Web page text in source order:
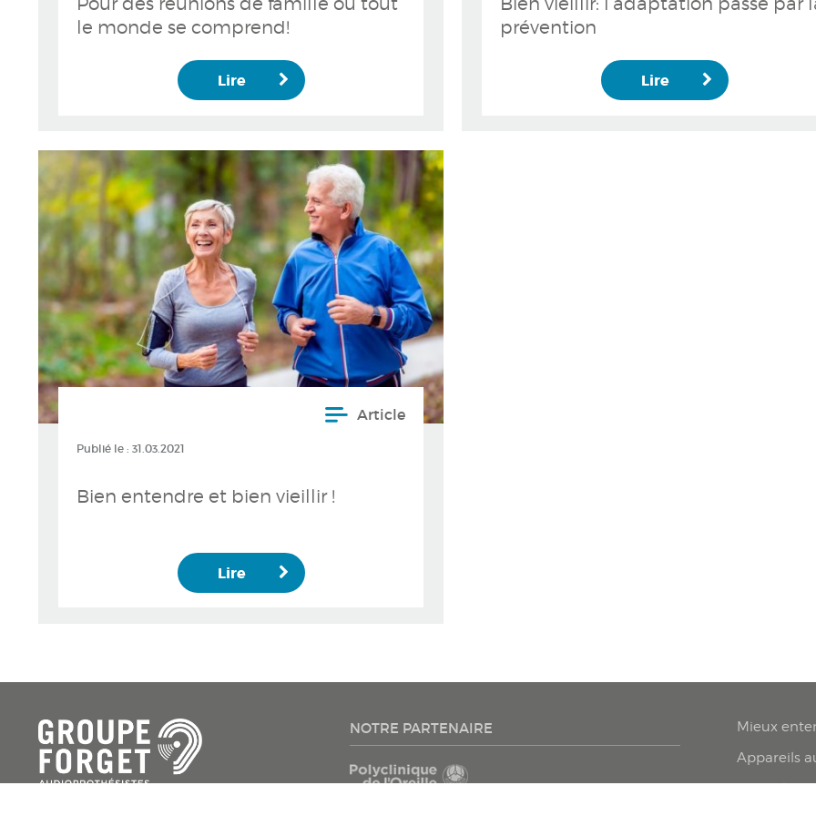
le monde se comprend!
Lire
prévention
Lire
Article
Publié le :31.03.2021
Bien entendre et bien vieillir !
Lire
NOTRE PARTENAIRE
Mieux
Appareils